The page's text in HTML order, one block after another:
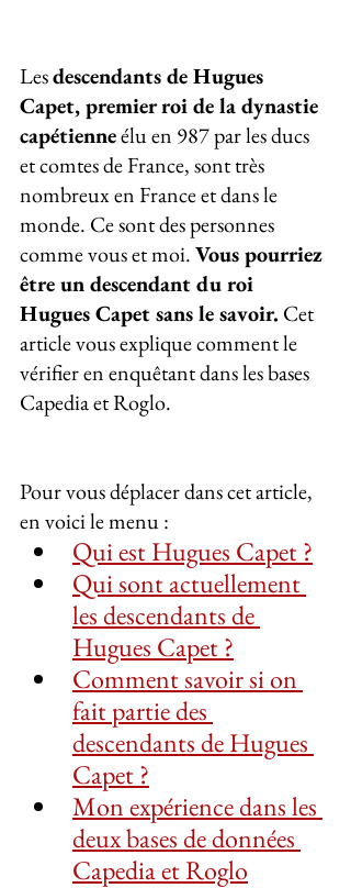
Les descendants de Hugues
Capet, premier roi de la dynastie
capétienne élu en 987 par les ducs
et comtes de France, sont très
nombreux en France et dans le
monde. Ce sont des personnes
comme vous et moi. Vous pourriez
être un descendant du roi
Hugues Capet sans le savoir. Cet
article vous explique comment le
vérifier en enquêtant dans les bases
Capedia et Roglo.
Pour vous déplacer dans cet article,
en voici le menu :
Qui est Hugues Capet ?
Qui sont actuellement
les descendants de
Hugues Capet ?
Comment savoir si on
fait partie des
descendants de Hugues
Capet ?
Mon expérience dans les
deux bases de données
Capedia et Roglo